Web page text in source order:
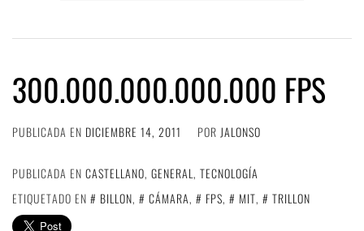
300.000.000.000.000 FPS
PUBLICADA EN DICIEMBRE 14, 2011 POR JALONSO
PUBLICADA EN CASTELLANO, GENERAL, TECNOLOGÍA
ETIQUETADO EN
BILLON, CÁMARA, FPS, MIT, TRILLON